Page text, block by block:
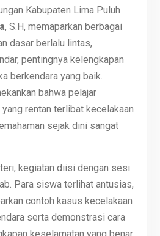
Kabupaten Lima Puluh
, S.H, memaparkan berbagai
dasar berlalu lintas,
pentingnya kelengkapan
berkendara yang baik.
bahwa pelajar
rentan terlibat kecelakaan
sejak dini sangat
kegiatan diisi dengan sesi
Para siswa terlihat antusias,
contoh kasus kecelakaan
serta demonstrasi cara